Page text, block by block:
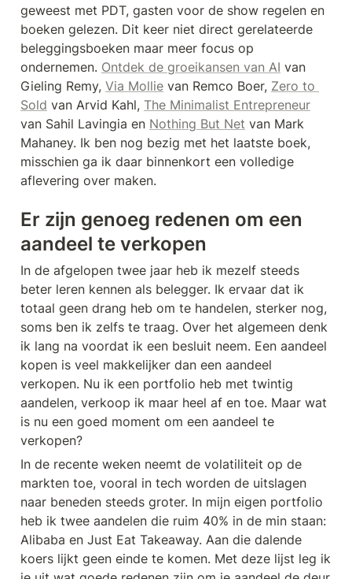
geweest met PDT, gasten voor de show regelen en
boeken gelezen. Dit keer niet direct gerelateerde
beleggingsboeken maar meer focus op
ondernemen. Ontdek de groeikansen van AI van
Gieling Remy, Via Mollie van Remco Boer, Zero to
Sold van Arvid Kahl, The Minimalist Entrepreneur
van Sahil Lavingia en Nothing But Net van Mark
Mahaney. Ik ben nog bezig met het laatste boek,
misschien ga ik daar binnenkort een volledige
aflevering over maken.
Er zijn genoeg redenen om een
aandeel te verkopen
In de afgelopen twee jaar heb ik mezelf steeds
beter leren kennen als belegger. Ik ervaar dat ik
totaal geen drang heb om te handelen, sterker nog,
soms ben ik zelfs te traag. Over het algemeen denk
ik lang na voordat ik een besluit neem. Een aandeel
kopen is veel makkelijker dan een aandeel
verkopen. Nu ik een portfolio heb met twintig
aandelen, verkoop ik maar heel af en toe. Maar wat
is nu een goed moment om een aandeel te
verkopen?
In de recente weken neemt de volatiliteit op de
markten toe, vooral in tech worden de uitslagen
naar beneden steeds groter. In mijn eigen portfolio
heb ik twee aandelen die ruim 40% in de min staan:
Alibaba en Just Eat Takeaway. Aan die dalende
koers lijkt geen einde te komen. Met deze lijst leg ik